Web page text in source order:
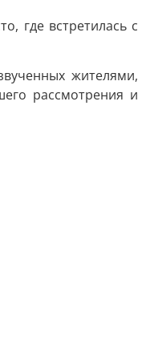
где встретилась с
жителями,
рассмотрения и